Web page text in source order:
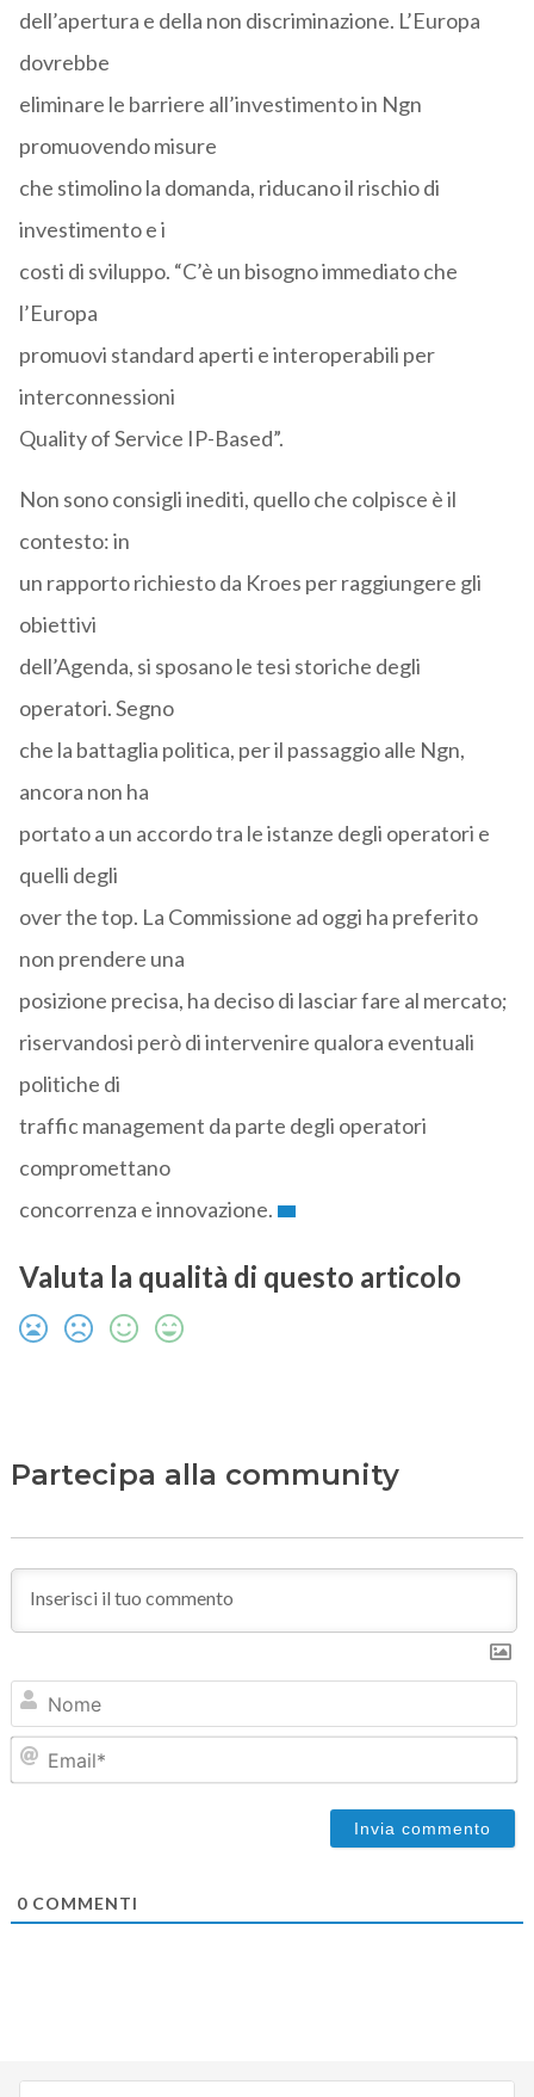
dell’apertura e della non discriminazione. L’Europa
dovrebbe
eliminare le barriere all’investimento in Ngn
promuovendo misure
che stimolino la domanda, riducano il rischio di
investimento e i
costi di sviluppo. “C’è un bisogno immediato che
l’Europa
promuovi standard aperti e interoperabili per
interconnessioni
Quality of Service IP-Based”.
Non sono consigli inediti, quello che colpisce è il
contesto: in
un rapporto richiesto da Kroes per raggiungere gli
obiettivi
dell’Agenda, si sposano le tesi storiche degli
operatori. Segno
che la battaglia politica, per il passaggio alle Ngn,
ancora non ha
portato a un accordo tra le istanze degli operatori e
quelli degli
over the top. La Commissione ad oggi ha preferito
non prendere una
posizione precisa, ha deciso di lasciar fare al mercato;
riservandosi però di intervenire qualora eventuali
politiche di
traffic management da parte degli operatori
compromettano
concorrenza e innovazione.
Valuta la qualità di questo articolo
Partecipa alla community
0COMMENTI